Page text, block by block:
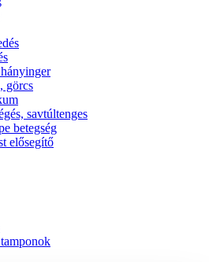
görcs
savtúltenges
betegség
elősegítő